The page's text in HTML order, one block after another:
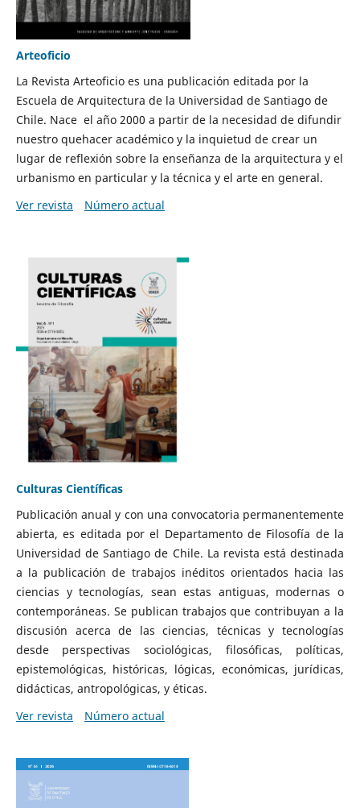
Arteoficio
La Revista Arteoficio es una publicación editada por la
Escuela de Arquitectura de la Universidad de Santiago de
Chile. Nace el año 2000 a partir de la necesidad de difundir
nuestro quehacer académico y la inquietud de crear un
lugar de reflexión sobre la enseñanza de la arquitectura y el
urbanismo en particular y la técnica y el arte en general.
Ver revista
Número actual
Culturas Científicas
Publicación anual y con una convocatoria permanentemente
abierta, es editada por el Departamento de Filosofía de la
Universidad de Santiago de Chile. La revista está destinada
a la publicación de trabajos inéditos orientados hacia las
ciencias y tecnologías, sean estas antiguas, modernas o
contemporáneas. Se publican trabajos que contribuyan a la
discusión acerca de las ciencias, técnicas y tecnologías
desde perspectivas sociológicas, filosóficas, políticas,
epistemológicas, históricas, lógicas, económicas, jurídicas,
didácticas, antropológicas, y éticas.
Ver revista
Número actual